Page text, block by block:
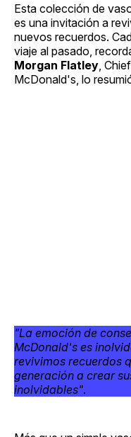
Esta colección de
es una invitación a
nuevos recuerdos.
viaje al pasado,
Morgan Flatley ,
McDonald's, lo
"La emoción de
McDonald's es
revivimos recuerdos
generación a crear
inolvidables".